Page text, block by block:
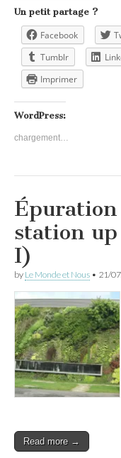
Un petit partage ?
Facebook
Tumblr
Imprimer
WordPress:
chargement…
Épuration
station
I)
by Le Monde et Nous • 21/
Read more →